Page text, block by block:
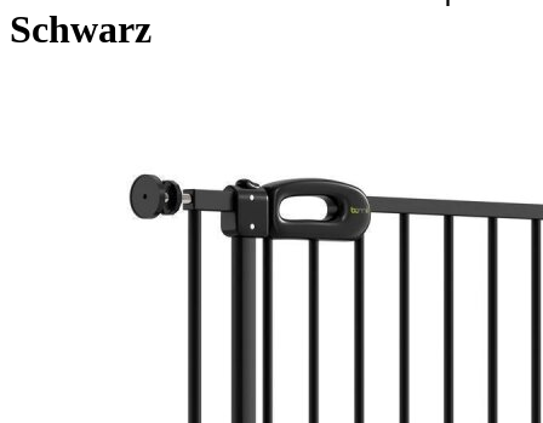
Schwarz